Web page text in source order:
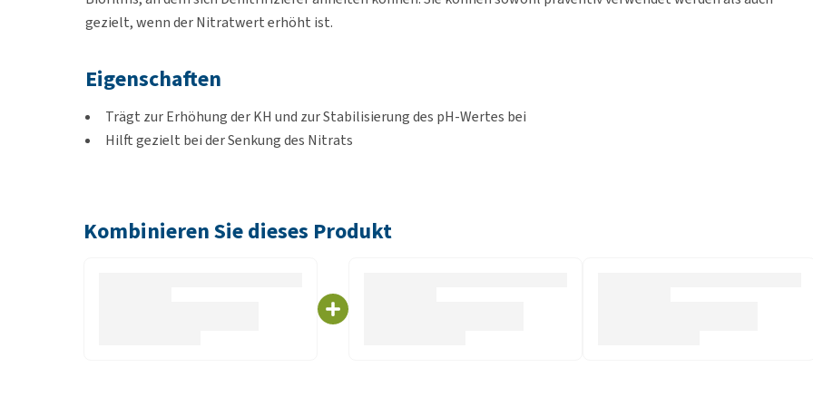
gezielt, wenn der Nitratwert erhöht ist.
Eigenschaften
Trägt zur Erhöhung der KH und zur Stabilisierung des pH-Wertes bei
Hilft gezielt bei der Senkung des Nitrats
Inhalt
Kombinieren Sie dieses Produkt